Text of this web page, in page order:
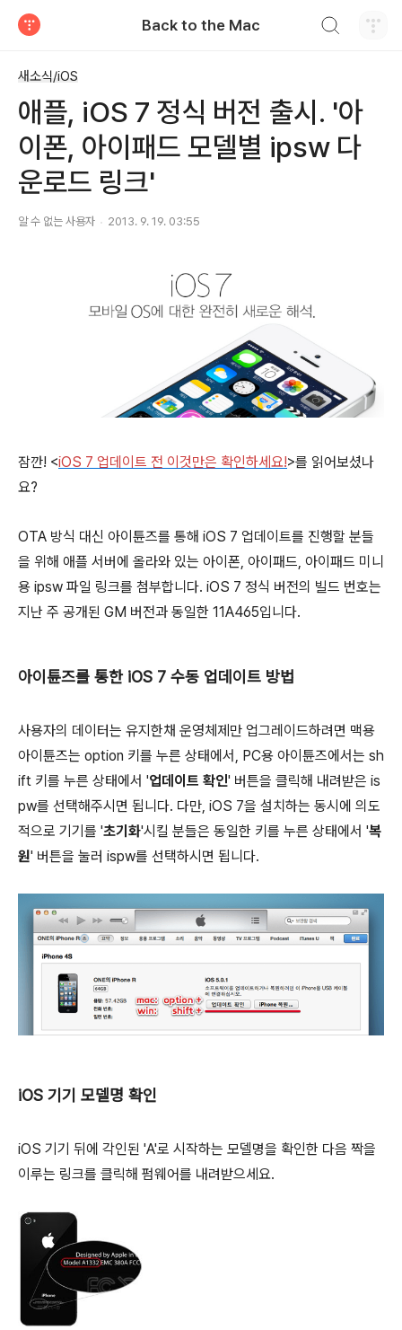
Back to the Mac
새소식/iOS
애플, iOS 7 정식 버전 출시. '아
이폰, 아이패드 모델별 ipsw 다
운로드 링크'
알 수 없는 사용자 2013. 9. 19. 03:55
잠깐! <iOS 7 업데이트 전 이것만은 확인하세요!>를 읽어보셨나
요?
OTA 방식 대신 아이튠즈를 통해 iOS 7 업데이트를 진행할 분들
을 위해 애플 서버에 올라와 있는 아이폰, 아이패드, 아이패드 미니
용 ipsw 파일 링크를 첨부합니다. iOS 7 정식 버전의 빌드 번호는
지난 주 공개된 GM 버전과 동일한 11A465입니다.
아이튠즈를 통한 iOS 7 수동 업데이트 방법
사용자의 데이터는 유지한채 운영체제만 업그레이드하려면 맥용
아이튠즈는 option 키를 누른 상태에서, PC용 아이튠즈에서는 sh
ift 키를 누른 상태에서 '업데이트 확인' 버튼을 클릭해 내려받은 is
pw를 선택해주시면 됩니다. 다만, iOS 7을 설치하는 동시에 의도
적으로 기기를 '초기화'시킬 분들은 동일한 키를 누른 상태에서 '복
원' 버튼을 눌러 ispw를 선택하시면 됩니다.
iOS 기기 모델명 확인
iOS 기기 뒤에 각인된 'A'로 시작하는 모델명을 확인한 다음 짝을
이루는 링크를 클릭해 펌웨어를 내려받으세요.